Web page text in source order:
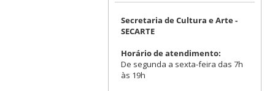
Secretaria de Cultura e Arte -
SECARTE
Horário de atendimento:
De segunda a sexta-feira das 7h
às 19h